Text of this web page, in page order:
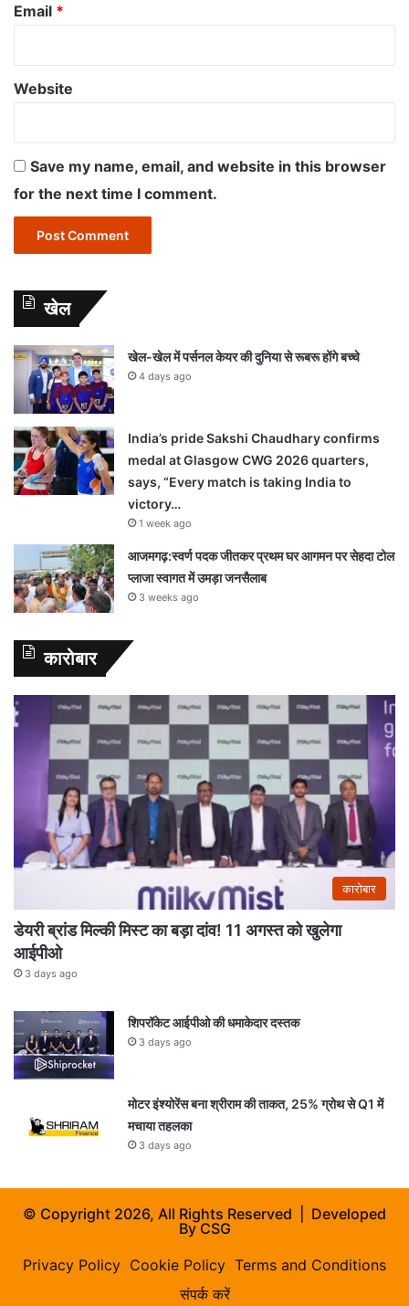
Email *
Website
Save my name, email, and website in this browser
for the next time I comment.
खेल
खेल-खेल में पर्सनल केयर की दुनिया से रूबरू होंगे बच्चे
4 days ago
India’s pride Sakshi Chaudhary confirms
medal at Glasgow CWG 2026 quarters,
says, “Every match is taking India to
victory…
1 week ago
आजमगढ़:स्वर्ण पदक जीतकर प्रथम घर आगमन पर सेहदा टोल
प्लाजा स्वागत में उमड़ा जनसैलाब
3 weeks ago
कारोबार
कारोबार
डेयरी ब्रांड मिल्की मिस्ट का बड़ा दांव! 11 अगस्त को खुलेगा
आईपीओ
3 days ago
शिपरॉकेट आईपीओ की धमाकेदार दस्तक
3 days ago
मोटर इंश्योरेंस बना श्रीराम की ताकत, 25% ग्रोथ से Q1 में
मचाया तहलका
3 days ago
© Copyright 2026, All Rights Reserved | Developed
ByCSG
Privacy Policy Cookie Policy Terms and Conditions
संपर्क करें